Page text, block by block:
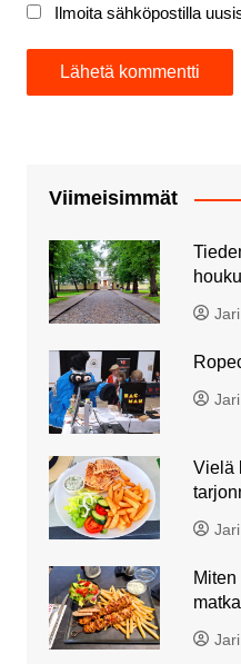
Ilmoita sähköpostilla
Viimeisimmät
Jari
Jari
Vielä
Jari
Jari